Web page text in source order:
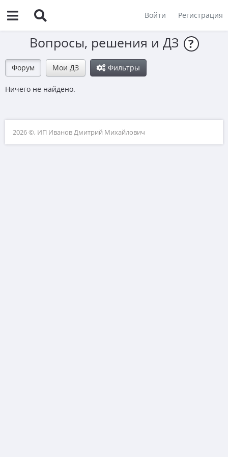
Войти Регистрация
Вопросы, решения и ДЗ ?
Форум Мои ДЗ Фильтры
Ничего не найдено.
2026 ©, ИП Иванов Дмитрий Михайлович